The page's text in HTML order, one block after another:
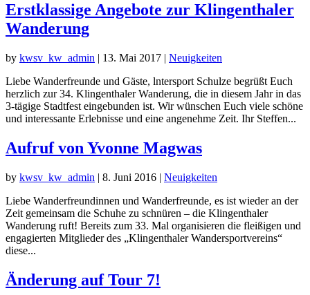
Erstklassige Angebote zur Klingenthaler
Wanderung
by kwsv_kw_admin | 13. Mai 2017 | Neuigkeiten
Liebe Wanderfreunde und Gäste, lntersport Schulze begrüßt Euch
herzlich zur 34. Klingenthaler Wanderung, die in diesem Jahr in das
3-tägige Stadtfest eingebunden ist. Wir wünschen Euch viele schöne
und interessante Erlebnisse und eine angenehme Zeit. Ihr Steffen...
Aufruf von Yvonne Magwas
by kwsv_kw_admin | 8. Juni 2016 | Neuigkeiten
Liebe Wanderfreundinnen und Wanderfreunde, es ist wieder an der
Zeit gemeinsam die Schuhe zu schnüren – die Klingenthaler
Wanderung ruft! Bereits zum 33. Mal organisieren die fleißigen und
engagierten Mitglieder des „Klingenthaler Wandersportvereins“
diese...
Änderung auf Tour 7!